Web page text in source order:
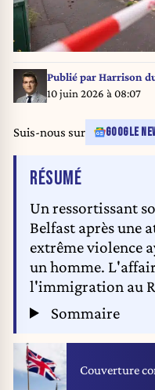
Publié parHarrison
10 juin 2026 à 08:07
Suis-nous sur GOOGLE
RÉSUMÉDE L'ARTICLE
Un ressortissant
Belfast après une
extrême violence
un homme.
l'immigration au
Sommaire
Couverture